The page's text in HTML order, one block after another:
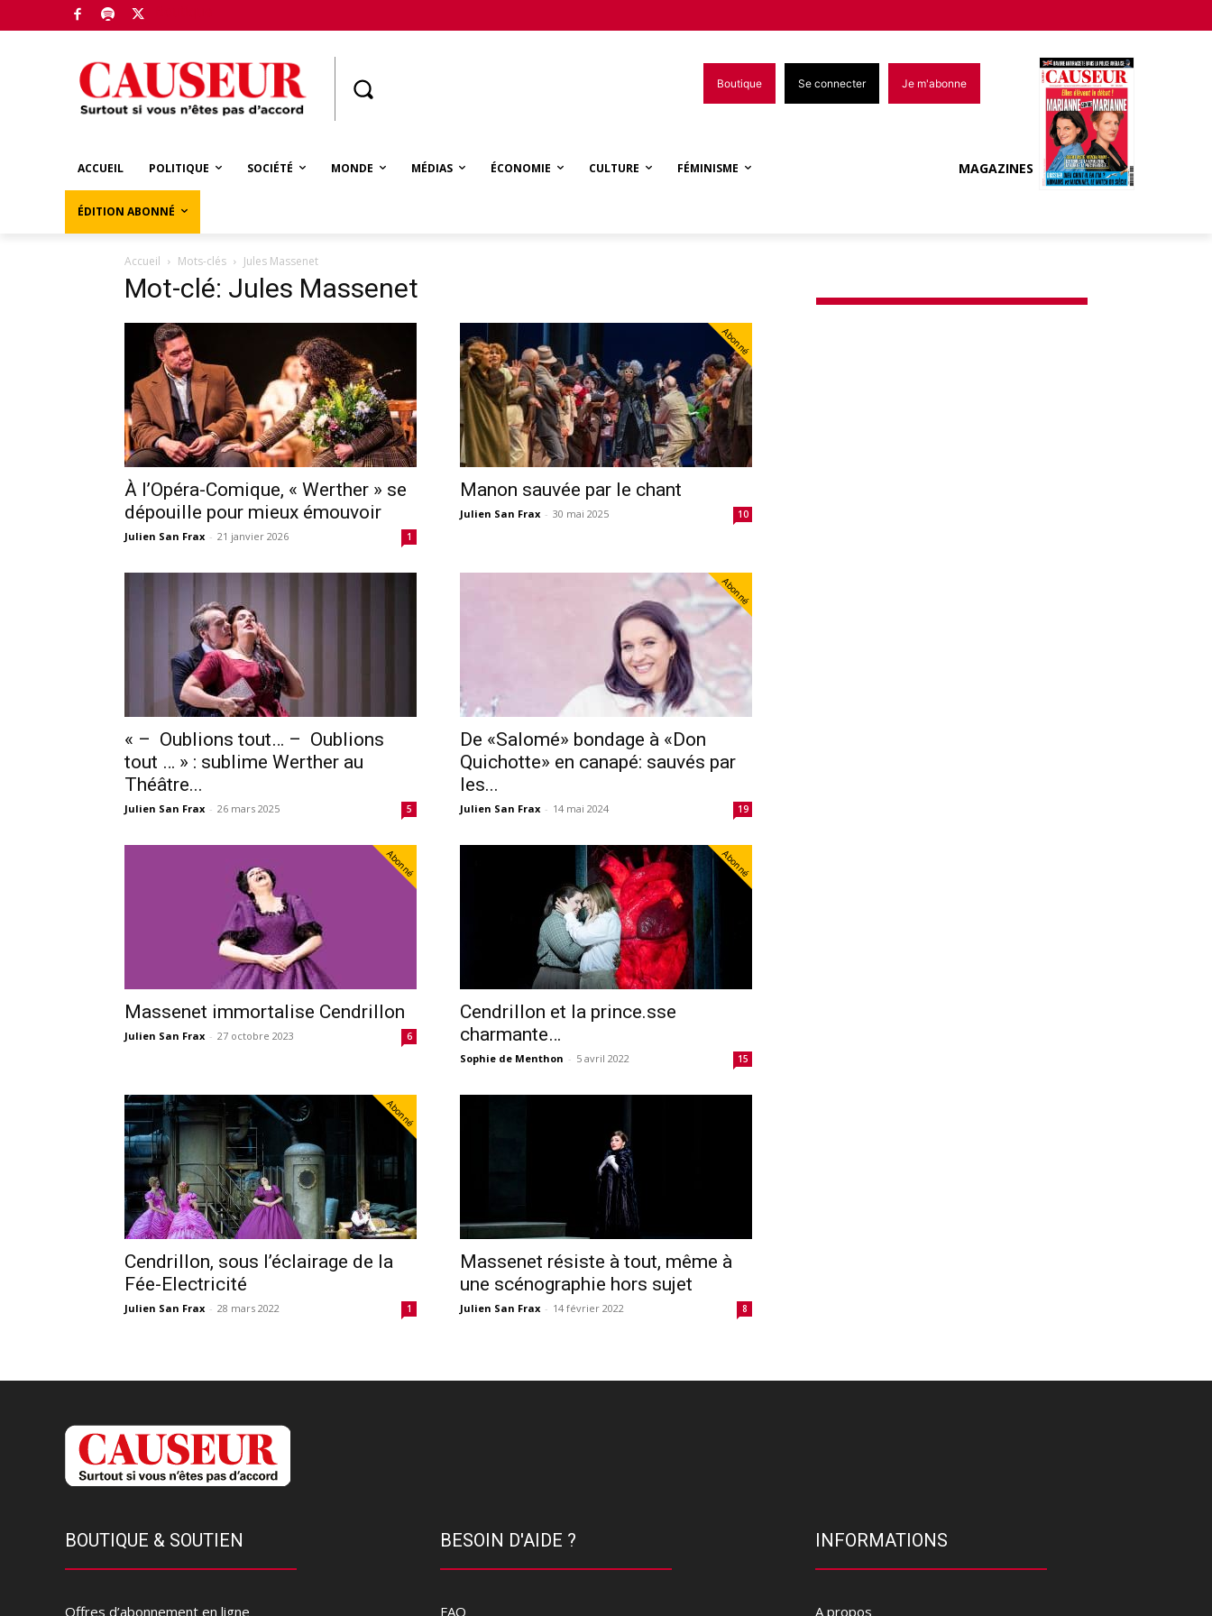
Boutique Se connecter Je m'abonne
ACCUEIL POLITIQUE SOCIÉTÉ MONDE MÉDIAS ÉCONOMIE CULTURE FÉMINISME
ÉDITION ABONNÉ
MAGAZINES
Accueil Mots-clés Jules Massenet
Mot-clé: Jules Massenet
À l’Opéra-Comique, « Werther » se
dépouille pour mieux émouvoir
Julien San Frax - 21 janvier 2026 1
Abonné
Manon sauvée par le chant
Julien San Frax - 30 mai 2025 10
« – Oublions tout… – Oublions
tout … » : sublime Werther au
Théâtre...
Julien San Frax - 26 mars 2025 5
Abonné
De «Salomé» bondage à «Don
Quichotte» en canapé: sauvés par
les...
Julien San Frax - 14 mai 2024 19
Abonné
Massenet immortalise Cendrillon
Julien San Frax - 27 octobre 2023 6
Abonné
Cendrillon et la prince.sse
charmante…
Sophie de Menthon - 5 avril 2022 15
Abonné
Cendrillon, sous l’éclairage de la
Fée-Electricité
Julien San Frax - 28 mars 2022 1
Massenet résiste à tout, même à
une scénographie hors sujet
Julien San Frax - 14 février 2022 8
BOUTIQUE & SOUTIEN
Offres d’abonnement en ligne
BESOIN D'AIDE ?
FAQ
INFORMATIONS
A propos